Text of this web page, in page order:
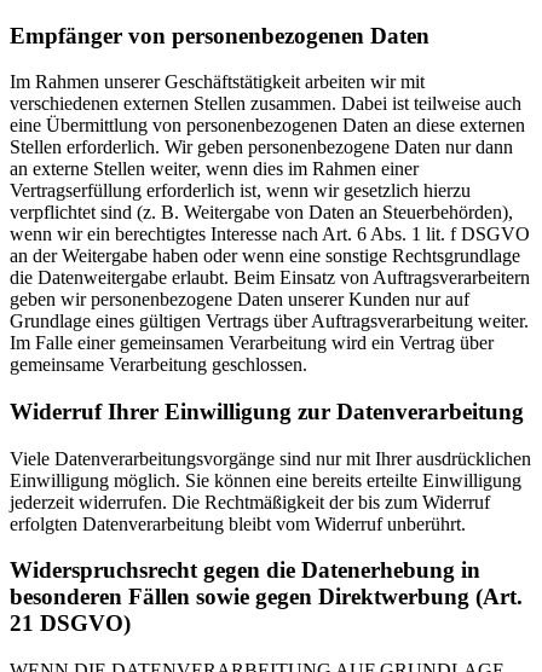
Empfänger von personenbezogenen Daten
Im Rahmen unserer Geschäftstätigkeit arbeiten wir mit
verschiedenen externen Stellen zusammen. Dabei ist teilweise auch
eine Übermittlung von personenbezogenen Daten an diese externen
Stellen erforderlich. Wir geben personenbezogene Daten nur dann
an externe Stellen weiter, wenn dies im Rahmen einer
Vertragserfüllung erforderlich ist, wenn wir gesetzlich hierzu
verpflichtet sind (z. B. Weitergabe von Daten an Steuerbehörden),
wenn wir ein berechtigtes Interesse nach Art. 6 Abs. 1 lit. f DSGVO
an der Weitergabe haben oder wenn eine sonstige Rechtsgrundlage
die Datenweitergabe erlaubt. Beim Einsatz von Auftragsverarbeitern
geben wir personenbezogene Daten unserer Kunden nur auf
Grundlage eines gültigen Vertrags über Auftragsverarbeitung weiter.
Im Falle einer gemeinsamen Verarbeitung wird ein Vertrag über
gemeinsame Verarbeitung geschlossen.
Widerruf Ihrer Einwilligung zur Datenverarbeitung
Viele Datenverarbeitungsvorgänge sind nur mit Ihrer ausdrücklichen
Einwilligung möglich. Sie können eine bereits erteilte Einwilligung
jederzeit widerrufen. Die Rechtmäßigkeit der bis zum Widerruf
erfolgten Datenverarbeitung bleibt vom Widerruf unberührt.
Widerspruchsrecht gegen die Datenerhebung in
besonderen Fällen sowie gegen Direktwerbung (Art.
21 DSGVO)